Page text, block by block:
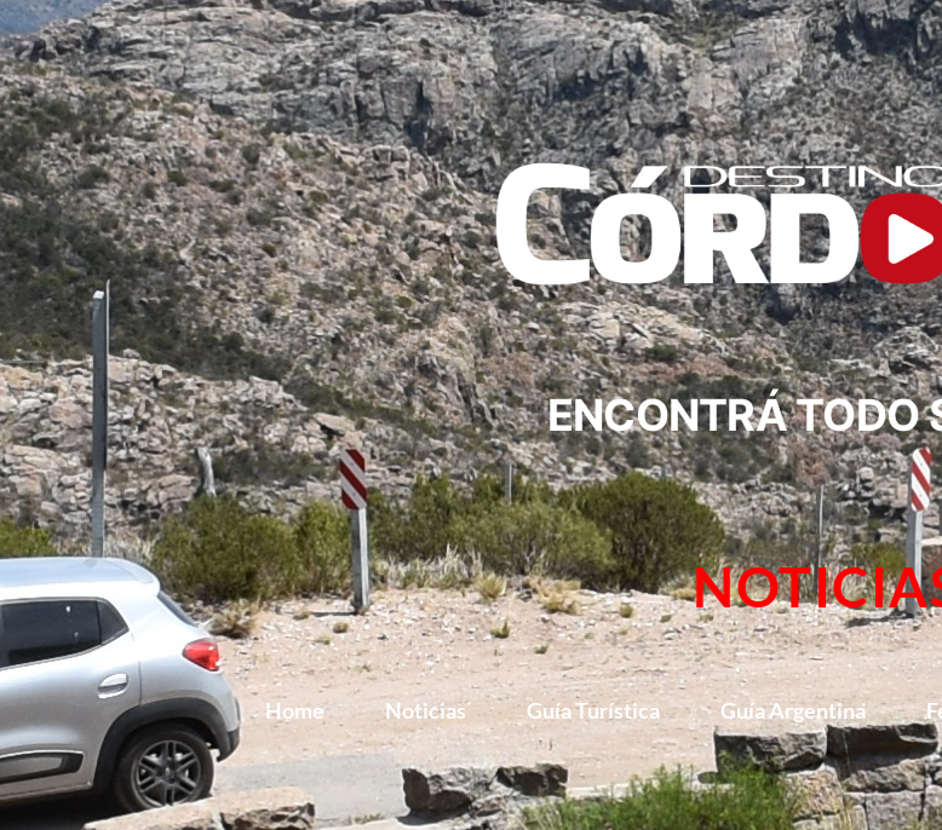
ENCONTRÁ TODO
Home Noticias Guía Turística Guía Argentina